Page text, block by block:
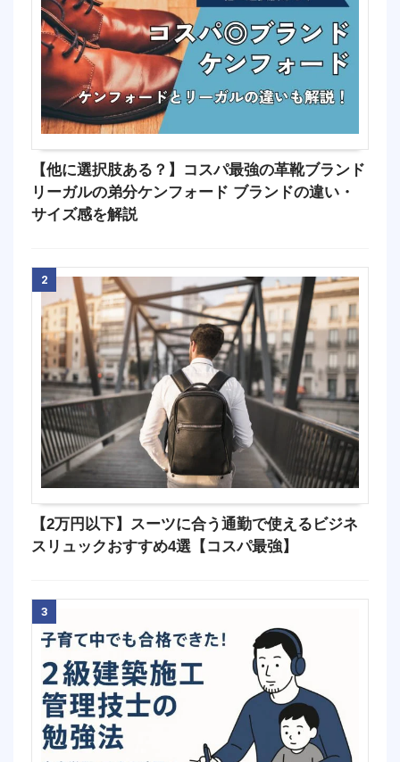
【他に選択肢ある？】コスパ最強の革靴ブランド
リーガルの弟分ケンフォード ブランドの違い・
サイズ感を解説
2
【2万円以下】スーツに合う通勤で使えるビジネ
スリュックおすすめ4選【コスパ最強】
3